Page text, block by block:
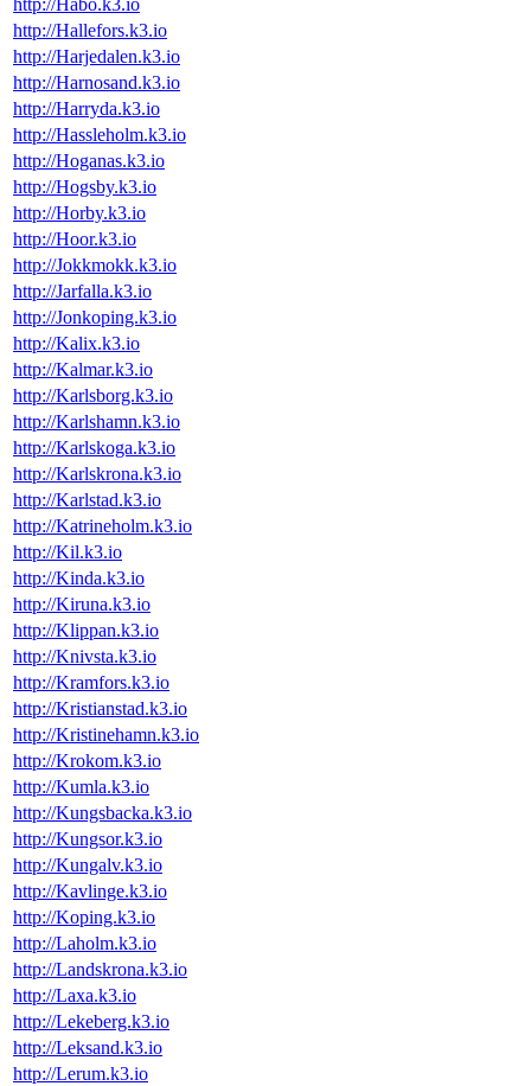
http://Habo.k3.io
http://Hallefors.k3.io
http://Harjedalen.k3.io
http://Harnosand.k3.io
http://Harryda.k3.io
http://Hassleholm.k3.io
http://Hoganas.k3.io
http://Hogsby.k3.io
http://Horby.k3.io
http://Hoor.k3.io
http://Jokkmokk.k3.io
http://Jarfalla.k3.io
http://Jonkoping.k3.io
http://Kalix.k3.io
http://Kalmar.k3.io
http://Karlsborg.k3.io
http://Karlshamn.k3.io
http://Karlskoga.k3.io
http://Karlskrona.k3.io
http://Karlstad.k3.io
http://Katrineholm.k3.io
http://Kil.k3.io
http://Kinda.k3.io
http://Kiruna.k3.io
http://Klippan.k3.io
http://Knivsta.k3.io
http://Kramfors.k3.io
http://Kristianstad.k3.io
http://Kristinehamn.k3.io
http://Krokom.k3.io
http://Kumla.k3.io
http://Kungsbacka.k3.io
http://Kungsor.k3.io
http://Kungalv.k3.io
http://Kavlinge.k3.io
http://Koping.k3.io
http://Laholm.k3.io
http://Landskrona.k3.io
http://Laxa.k3.io
http://Lekeberg.k3.io
http://Leksand.k3.io
http://Lerum.k3.io